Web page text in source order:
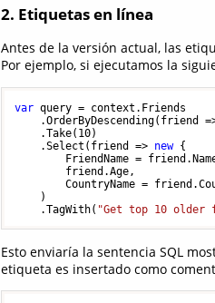
2. Etiquetas en línea
Antes de la versión actual, las
Por ejemplo, si ejecutamos la
var query = context.Friends
.OrderByDescending(friend
    .Take(
10)
    .Select(friend =>
new {
FriendName =
        friend.Age,
CountryName =
    )
    .TagWith(
"Get top 10 older
Esto enviaría la sentencia SQL
etiqueta es insertado como